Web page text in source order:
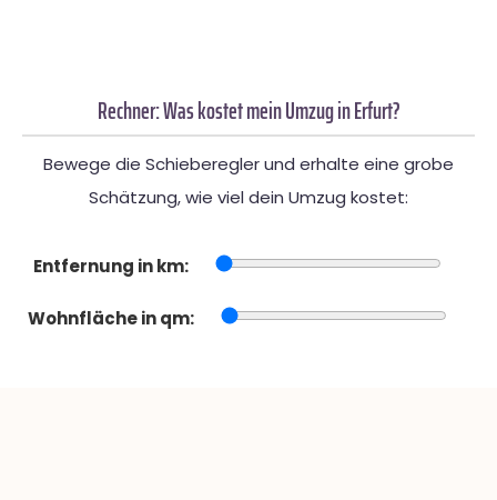
Rechner: Was kostet mein Umzug in Erfurt?
Bewege die Schieberegler und erhalte eine grobe
Schätzung, wie viel dein Umzug kostet:
Entfernung in km:
Wohnfläche in qm: